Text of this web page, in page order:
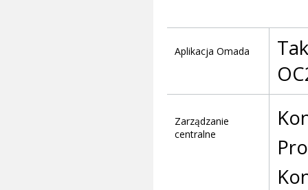
Aplikacja Omada
Zarządzanie
centralne